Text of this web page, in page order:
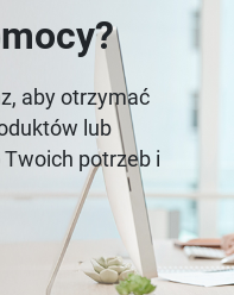
aby otrzymać
lub
potrzeb i